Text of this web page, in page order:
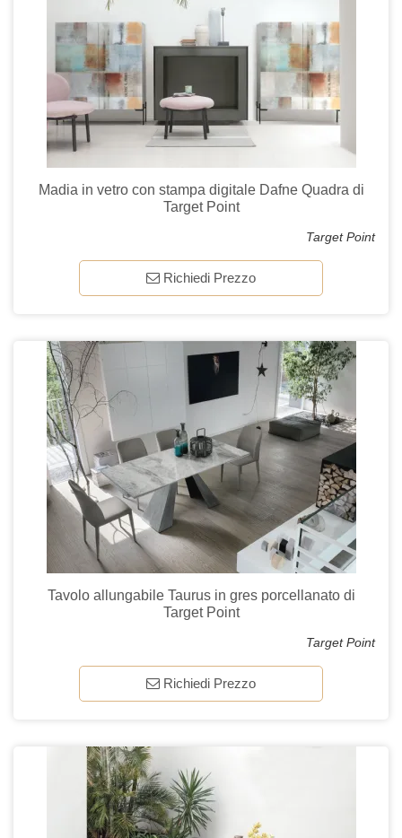
Madia in vetro con stampa digitale Dafne Quadra di
Target Point
Target Point
Richiedi Prezzo
Tavolo allungabile Taurus in gres porcellanato di
Target Point
Target Point
Richiedi Prezzo